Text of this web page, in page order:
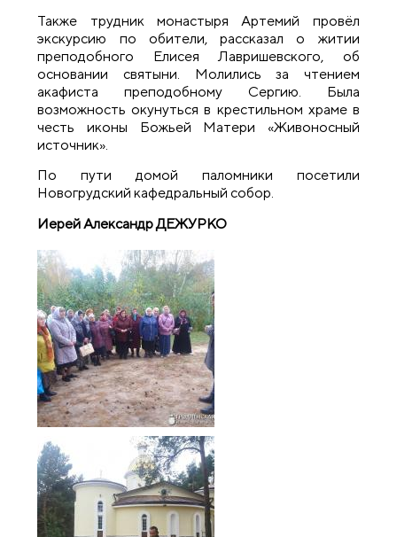
Также трудник монастыря Артемий провёл
экскурсию по обители, рассказал о житии
преподобного Елисея Лавришевского, об
основании святыни. Молились за чтением
акафиста преподобному Сергию. Была
возможность окунуться в крестильном храме в
честь иконы Божьей Матери «Живоносный
источник».
По пути домой паломники посетили
Новогрудский кафедральный собор.
Иерей Александр ДЕЖУРКО